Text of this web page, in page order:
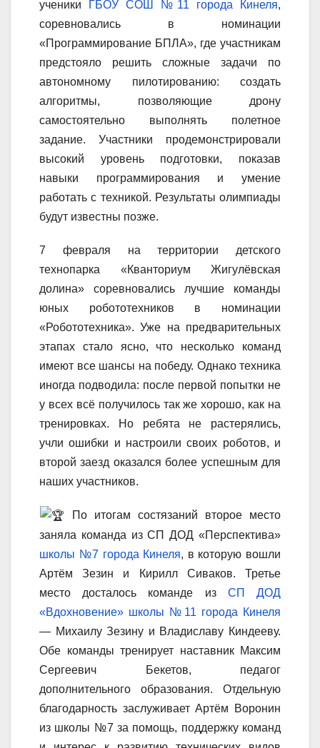
ученики
ГБОУ СОШ №11 города Кинеля,
соревновались в номинации
«Программирование БПЛА», где участникам
предстояло решить сложные задачи по
автономному пилотированию: создать
алгоритмы, позволяющие дрону
самостоятельно выполнять полетное
задание. Участники продемонстрировали
высокий уровень подготовки, показав
навыки программирования и умение
работать с техникой. Результаты олимпиады
будут известны позже.
7 февраля на территории детского
технопарка «Кванториум Жигулёвская
долина» соревновались лучшие команды
юных робототехников в номинации
«Робототехника». Уже на предварительных
этапах стало ясно, что несколько команд
имеют все шансы на победу. Однако техника
иногда подводила: после первой попытки не
у всех всё получилось так же хорошо, как на
тренировках. Но ребята не растерялись,
учли ошибки и настроили своих роботов, и
второй заезд оказался более успешным для
наших участников.
По итогам состязаний второе место
заняла команда из СП ДОД «Перспектива»
школы №7 города Кинеля, в которую вошли
Артём Зезин и Кирилл Сиваков. Третье
место досталось команде из СП ДОД
«Вдохновение» школы №11 города Кинеля
— Михаилу Зезину и Владиславу Киндееву.
Обе команды тренирует наставник Максим
Сергеевич Бекетов, педагог
дополнительного образования. Отдельную
благодарность заслуживает Артём Воронин
из школы №7 за помощь, поддержку команд